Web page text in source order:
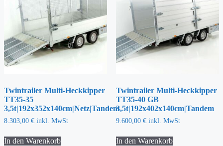
Twintrailer Multi-Heckkipper
TT35-35
3,5t|192x352x140cm|Netz|Tandem
8.303,00 € inkl. MwSt
In den Warenkorb
Twintrailer Multi-Heckkipper
TT35-40 GB
3,5t|192x402x140cm|Tandem
9.600,00 €inkl. MwSt
In den Warenkorb